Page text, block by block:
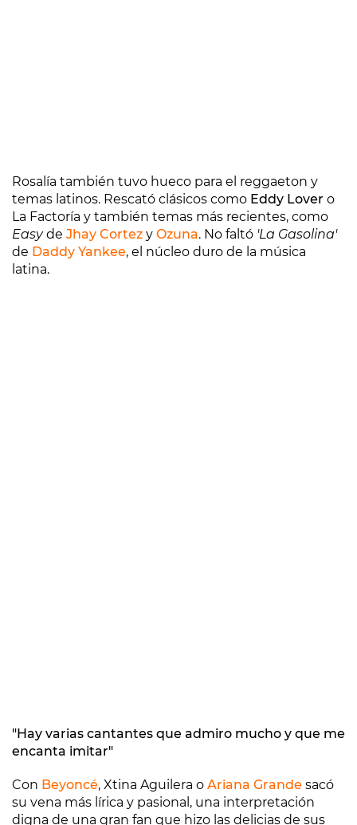
Rosalía también tuvo hueco para el reggaeton y
temas latinos. Rescató clásicos como Eddy Lover o
La Factoría y también temas más recientes, como
Easyde Jhay Cortez y Ozuna. No faltó 'La Gasolina'
de Daddy Yankee, el núcleo duro de la música
latina.
"Hay varias cantantes que admiro mucho y que me
encanta imitar"
Con Beyoncé, Xtina Aguilera o Ariana Grande sacó
su vena más lírica y pasional, una interpretación
digna de una gran fan que hizo las delicias de sus